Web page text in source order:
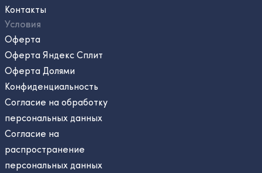
Контакты
Условия
Оферта
Оферта Яндекс Сплит
Оферта Долями
Конфиденциальность
Согласие на обработку
персональных данных
Согласие на
распространение
персональных данных